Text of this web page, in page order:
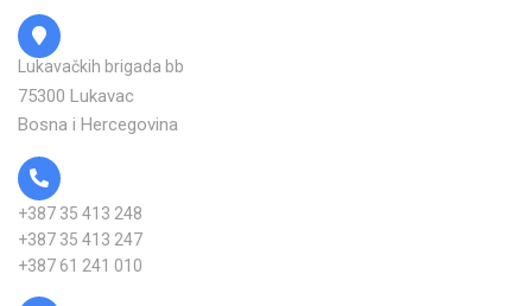
Lukavačkih brigada bb
75300 Lukavac
Bosna i Hercegovina
+387 35 413 248
+387 35 413 247
+387 61 241 010